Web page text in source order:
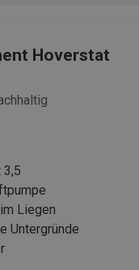
Hoverstat
Liegen
Untergründe